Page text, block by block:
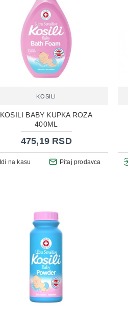
KOSILI
KOSILI BABY KUPKA ROZA
400ML
475,19 RSD
Idi na kasu Pitaj prodavca